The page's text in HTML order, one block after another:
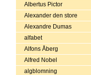
Albertus Pictor
Alexander den store
Alexandre Dumas
alfabet
Alfons Åberg
Alfred Nobel
algblomning